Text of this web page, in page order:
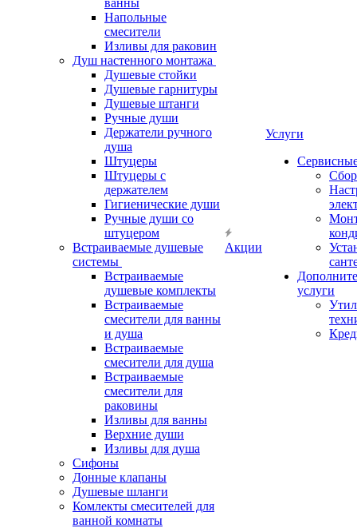
ванны
Напольные
смесители
Изливы для раковин
Душ настенного монтажа
Душевые стойки
Душевые гарнитуры
Душевые штанги
Ручные души
Держатели ручного
душа
Штуцеры
Штуцеры с
держателем
Гигиенические души
Ручные души со
штуцером
Встраиваемые душевые
системы
Встраиваемые
душевые комплекты
Встраиваемые
смесители для ванны
и душа
Встраиваемые
смесители для душа
Встраиваемые
смесители для
раковины
Изливы для ванны
Верхние души
Изливы для душа
Сифоны
Донные клапаны
Душевые шланги
Комлекты смесителей для
ванной комнаты
Акции
Услуги
услуги